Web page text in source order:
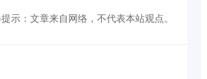
示：文章来自网络，不代表本站观点。